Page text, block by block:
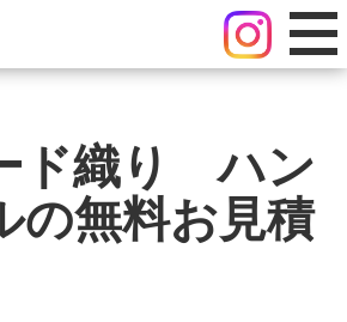
ド織り ハン
の無料お見積